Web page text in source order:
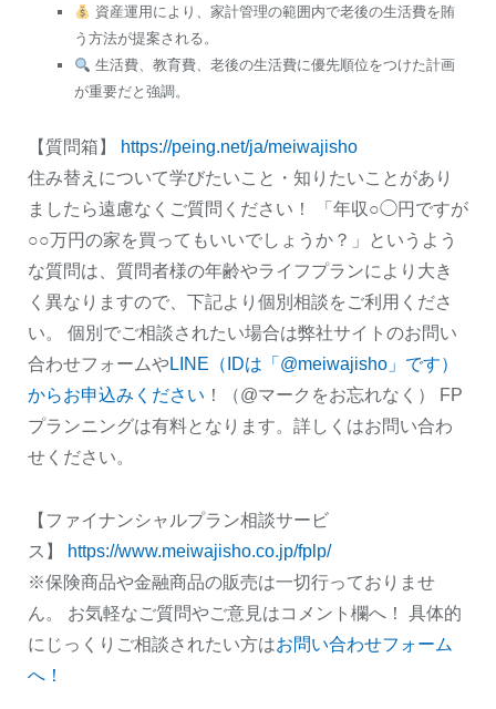
資産運用により、家計管理の範囲内で老後の生活費を賄
う方法が提案される。
生活費、教育費、老後の生活費に優先順位をつけた計画
が重要だと強調。
【質問箱】
https://peing.net/ja/meiwajisho
住み替えについて学びたいこと・知りたいことがあり
ましたら遠慮なくご質問ください！ 「年収○◯円ですが
○○万円の家を買ってもいいでしょうか？」というよう
な質問は、質問者様の年齢やライフプランにより大き
く異なりますので、下記より個別相談をご利用くださ
い。 個別でご相談されたい場合は弊社サイトのお問い
合わせフォームやLINE（IDは「@meiwajisho」です）
からお申込みください ！（@マークをお忘れなく） FP
プランニングは有料となります。詳しくはお問い合わ
せください。
【ファイナンシャルプラン相談サービ
ス】
https://www.meiwajisho.co.jp/fplp/
※保険商品や金融商品の販売は一切行っておりませ
ん。 お気軽なご質問やご意見はコメント欄へ！ 具体的
にじっくりご相談されたい方はお問い合わせフォーム
へ！